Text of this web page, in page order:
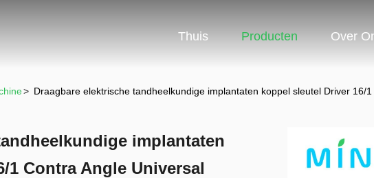
Thuis Producten Over
> Draagbare elektrische tandheelkundige implantaten koppel sleutel Driver 16/
implantaten
1 Contra Angle Universal